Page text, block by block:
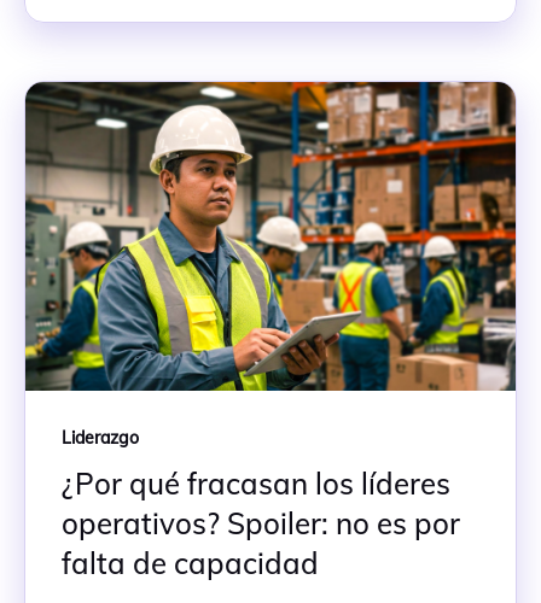
Liderazgo
¿Por qué fracasan los líderes
operativos? Spoiler: no es por
falta de capacidad